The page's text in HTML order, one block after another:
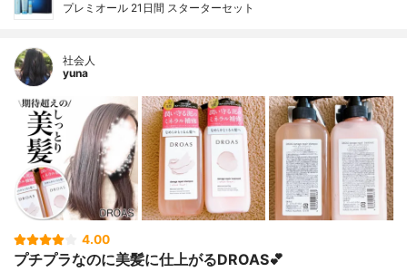
プレミオール 21日間 スターターセット
社会人
yuna
4.00
プチプラなのに美髪に仕上がるDROAS💕